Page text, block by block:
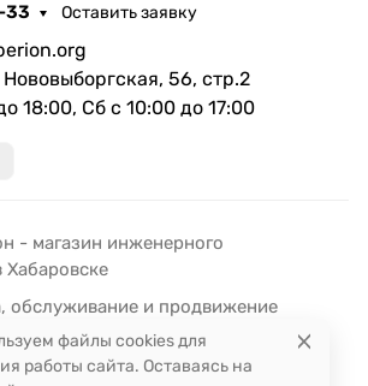
33 Оставить заявку
56, стр.2
18:00, Сб с 10:00 до 17:00
- магазин инженерного
Хабаровске
, обслуживание и продвижение
файлы cookies для
работы сайта. Оставаясь на